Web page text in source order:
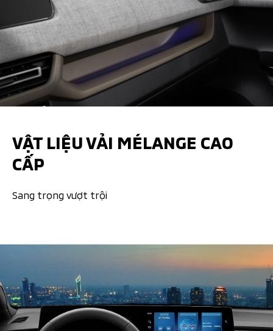
VẬT LIỆU VẢI MÉLANGE CAO
CẤP
Sang trọng vượt trội